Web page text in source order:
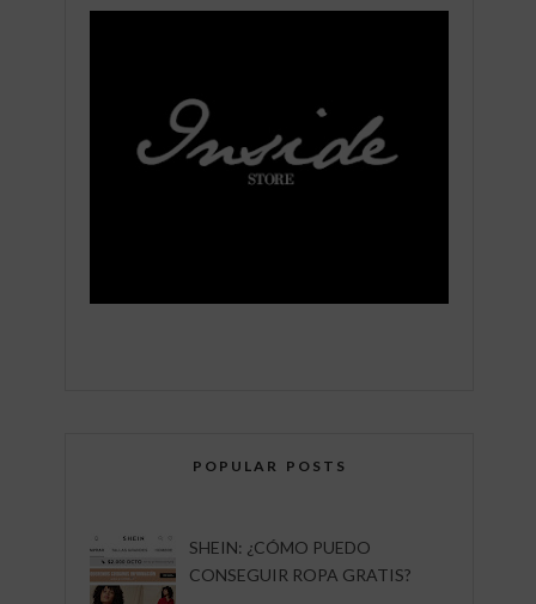
POPULAR POSTS
SHEIN: ¿CÓMO PUEDO
CONSEGUIR ROPA GRATIS?